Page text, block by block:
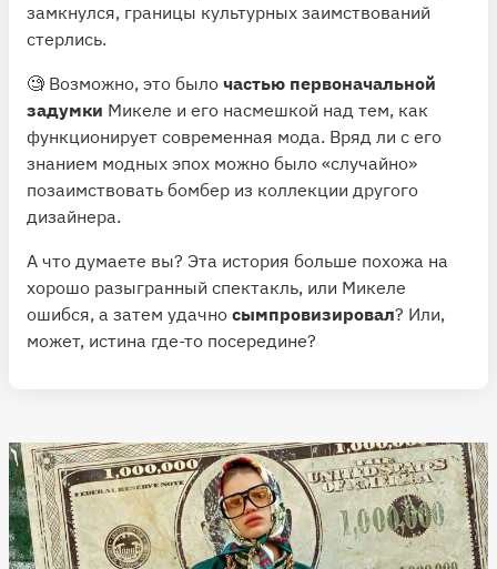
замкнулся, границы культурных заимствований
стерлись.
🧐 Возможно, это было частью первоначальной
задумки Микеле и его насмешкой над тем, как
функционирует современная мода. Вряд ли с его
знанием модных эпох можно было «случайно»
позаимствовать бомбер из коллекции другого
дизайнера.
А что думаете вы? Эта история больше похожа на
хорошо разыгранный спектакль, или Микеле
ошибся, а затем удачно сымпровизировал? Или,
может, истина где-то посередине?